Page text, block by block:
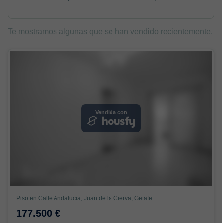
Te mostramos algunas que se han vendido recientemente.
Vendida con
Piso en Calle Andalucia, Juan de la Cierva, Getafe
177.500 €